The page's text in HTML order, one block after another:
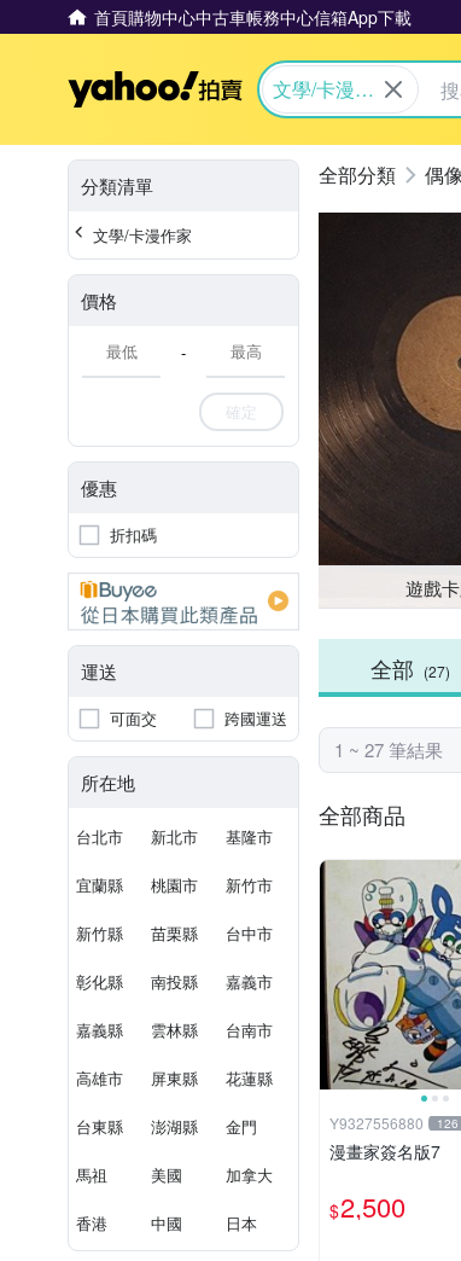
首頁購物中心中古車帳務中心信箱App下載
Yahoo拍賣
文學/卡漫作
分類清單
文學/卡漫作家
價格
-
確定
優惠
折扣碼
運送
可面交 跨國運送
所在地
台北市 新北市 基隆市
宜蘭縣 桃園市 新竹市
新竹縣 苗栗縣 台中市
彰化縣 南投縣 嘉義市
嘉義縣 雲林縣 台南市
高雄市 屏東縣 花蓮縣
台東縣 澎湖縣 金門
馬祖 美國 加拿大
香港 中國 日本
偶
遊戲
全部 (27)
1 ~ 27 筆結果
全部商品
Y9327556880 126
漫畫家簽名版7
$2,500